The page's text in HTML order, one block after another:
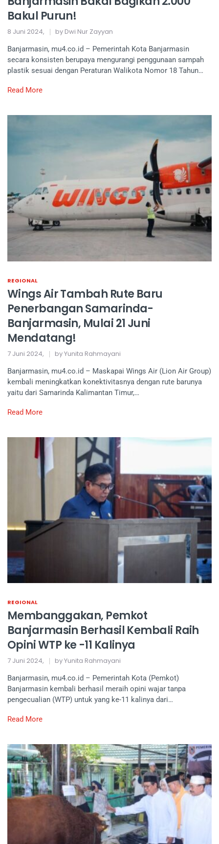
Bakul Purun!
8 Juni 2024, by Dwi Nur Zayyan
Banjarmasin, mu4.co.id – Pemerintah Kota Banjarmasin
secara konsisten berupaya mengurangi penggunaan sampah
plastik sesuai dengan Peraturan Walikota Nomor 18 Tahun…
Read More
REGIONAL
Wings Air Tambah Rute Baru
Penerbangan Samarinda-
Banjarmasin, Mulai 21 Juni
Mendatang!
7 Juni 2024, by Yunita Rahmayani
Banjarmasin, mu4.co.id – Maskapai Wings Air (Lion Air Group)
kembali meningkatkan konektivitasnya dengan rute barunya
yaitu dari Samarinda Kalimantan Timur,…
Read More
REGIONAL
Membanggakan, Pemkot
Banjarmasin Berhasil Kembali Raih
Opini WTP ke -11 Kalinya
7 Juni 2024, by Yunita Rahmayani
Banjarmasin, mu4.co.id – Pemerintah Kota (Pemkot)
Banjarmasin kembali berhasil meraih opini wajar tanpa
pengecualian (WTP) untuk yang ke-11 kalinya dari…
Read More